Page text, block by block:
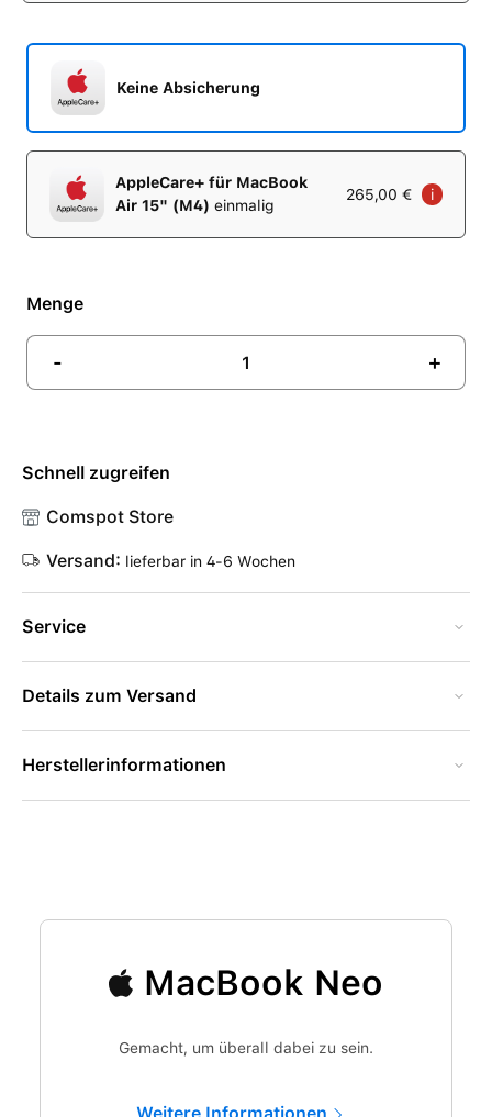
Keine Absicherung
AppleCare+ für MacBook
Air 15" (M4) einmalig
265,00 € i
Menge
- +
Schnell zugreifen
Comspot Store
Versand: lieferbar in 4-6 Wochen
Service
Details zum Versand
Herstellerinformationen
MacBook Neo
Gemacht, um überall dabei zu sein.